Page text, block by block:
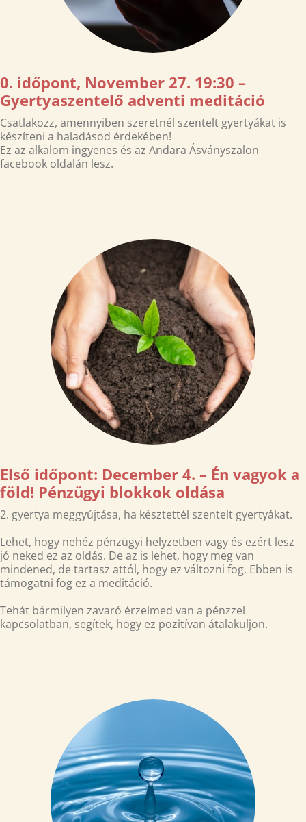
0. időpont, November 27. 19:30 –
Gyertyaszentelő adventi meditáció
Csatlakozz, amennyiben szeretnél szentelt gyertyákat is
készíteni a haladásod érdekében!
Ez az alkalom ingyenes és az Andara Ásványszalon
facebook oldalán lesz.
Első időpont: December 4. – Én vagyok a
föld! Pénzügyi blokkok oldása
2. gyertya meggyújtása, ha késztettél szentelt gyertyákat.
Lehet, hogy nehéz pénzügyi helyzetben vagy és ezért lesz
jó neked ez az oldás. De az is lehet, hogy meg van
mindened, de tartasz attól, hogy ez változni fog. Ebben is
támogatni fog ez a meditáció.
Tehát bármilyen zavaró érzelmed van a pénzzel
kapcsolatban, segítek, hogy ez pozitívan átalakuljon.